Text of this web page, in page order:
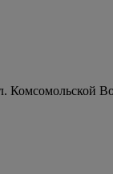
Комсомольской